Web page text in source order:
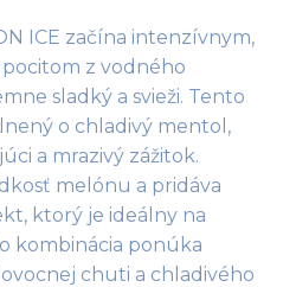
ICE začína intenzívnym,
z vodného
sladký a svieži. Tento
o chladivý mentol,
a mrazivý zážitok.
melónu a pridáva
ktorý je ideálny na
kombinácia ponúka
chuti a chladivého